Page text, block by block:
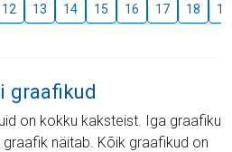
12 13 14 15 16 17 18 19
graafikud
on kokku kaksteist. Iga graafiku
näitab. Kõik graafikud on